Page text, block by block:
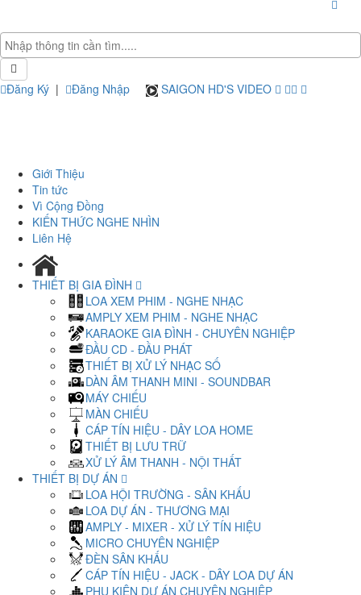
Đăng Ký | Đăng Nhập SAIGON HD'S VIDEO
Giới Thiệu
Tin tức
Vì Cộng Đồng
KIẾN THỨC NGHE NHÌN
Liên Hệ
THIẾT BỊ GIA ĐÌNH
LOA XEM PHIM - NGHE NHẠC
AMPLY XEM PHIM - NGHE NHẠC
KARAOKE GIA ĐÌNH - CHUYÊN NGHIỆP
ĐẦU CD - ĐẦU PHÁT
THIẾT BỊ XỬ LÝ NHẠC SỐ
DÀN ÂM THANH MINI - SOUNDBAR
MÁY CHIẾU
MÀN CHIẾU
CÁP TÍN HIỆU - DÂY LOA HOME
THIẾT BỊ LƯU TRỮ
XỬ LÝ ÂM THANH - NỘI THẤT
THIẾT BỊ DỰ ÁN
LOA HỘI TRƯỜNG - SÂN KHẤU
LOA DỰ ÁN - THƯƠNG MẠI
AMPLY - MIXER - XỬ LÝ TÍN HIỆU
MICRO CHUYÊN NGHIỆP
ĐÈN SÂN KHẤU
CÁP TÍN HIỆU - JACK - DÂY LOA DỰ ÁN
PHỤ KIỆN DỰ ÁN CHUYÊN NGHIỆP